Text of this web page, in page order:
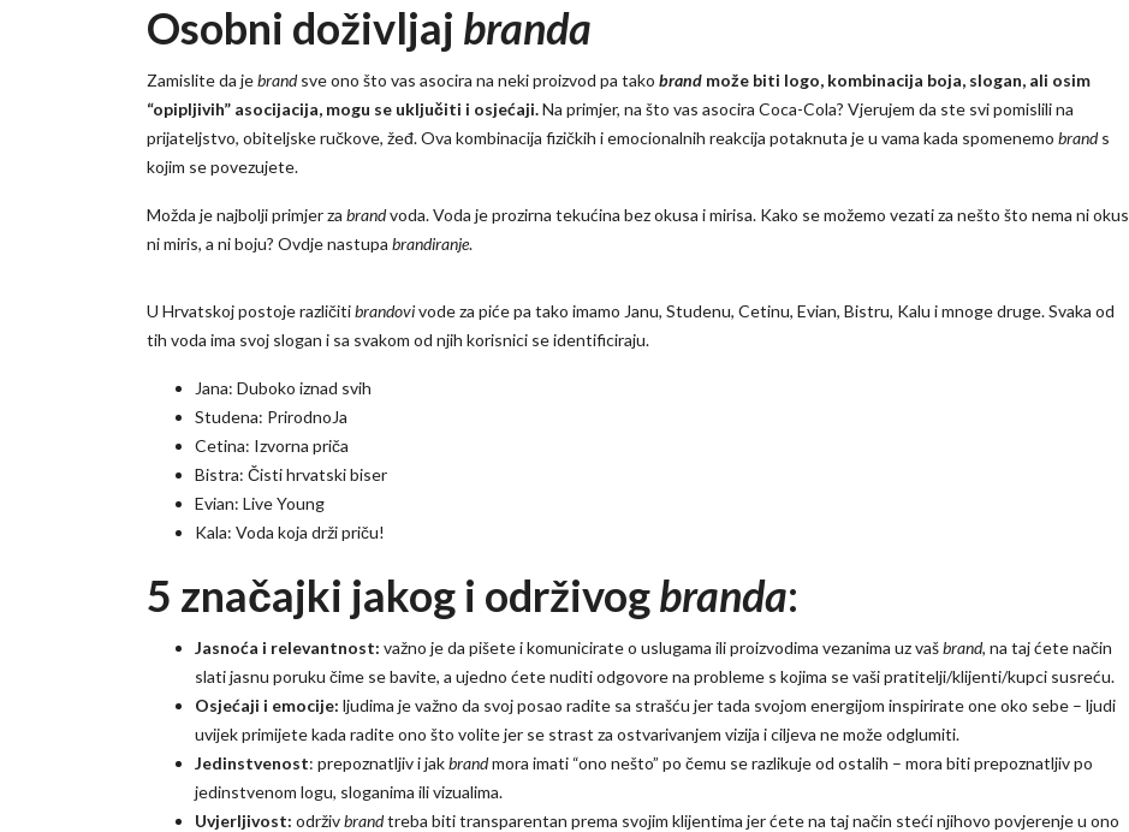
Osobni doživljaj branda
Zamislite da jebrandsve ono što vas asocira na neki proizvod pa tako brand može biti logo, kombinacija boja, slogan, ali osim
“opipljivih” asocijacija, mogu se uključiti i osjećaji.Na primjer, na što vas asocira Coca-Cola? Vjerujem da ste svi pomislili na
prijateljstvo, obiteljske ručkove, žeđ. Ova kombinacija fizičkih i emocionalnih reakcija potaknuta je u vama kada spomenemo brands
kojim se povezujete.
Možda je najbolji primjer za brandvoda. Voda je prozirna tekućina bez okusa i mirisa. Kako se možemo vezati za nešto što nema ni okus
ni miris, a ni boju? Ovdje nastupa brandiranje.
U Hrvatskoj postoje različitibrandovivode za piće pa tako imamo Janu, Studenu, Cetinu, Evian, Bistru, Kalu i mnoge druge. Svaka od
tih voda ima svoj slogan i sa svakom od njih korisnici se identificiraju.
Jana: Duboko iznad svih
Studena: PrirodnoJa
Cetina: Izvorna priča
Bistra: Čisti hrvatski biser
Evian: Live Young
Kala: Voda koja drži priču!
5 značajki jakog i održivogbranda:
Jasnoća i relevantnost: važno je da pišete i komunicirate o uslugama ili proizvodima vezanima uz vašbrand, na taj ćete način
slati jasnu poruku čime se bavite, a ujedno ćete nuditi odgovore na probleme s kojima se vaši pratitelji/klijenti/kupci susreću.
Osjećaji i emocije: ljudima je važno da svoj posao radite sa strašću jer tada svojom energijom inspirirate one oko sebe – ljudi
uvijek primijete kada radite ono što volite jer se strast za ostvarivanjem vizija i ciljeva ne može odglumiti.
Jedinstvenost: prepoznatljiv i jakbrandmora imati “ono nešto” po čemu se razlikuje od ostalih – mora biti prepoznatljiv po
jedinstvenom logu, sloganima ili vizualima.
Uvjerljivost: održivbrandtreba biti transparentan prema svojim klijentima jer ćete na taj način steći njihovo povjerenje u ono